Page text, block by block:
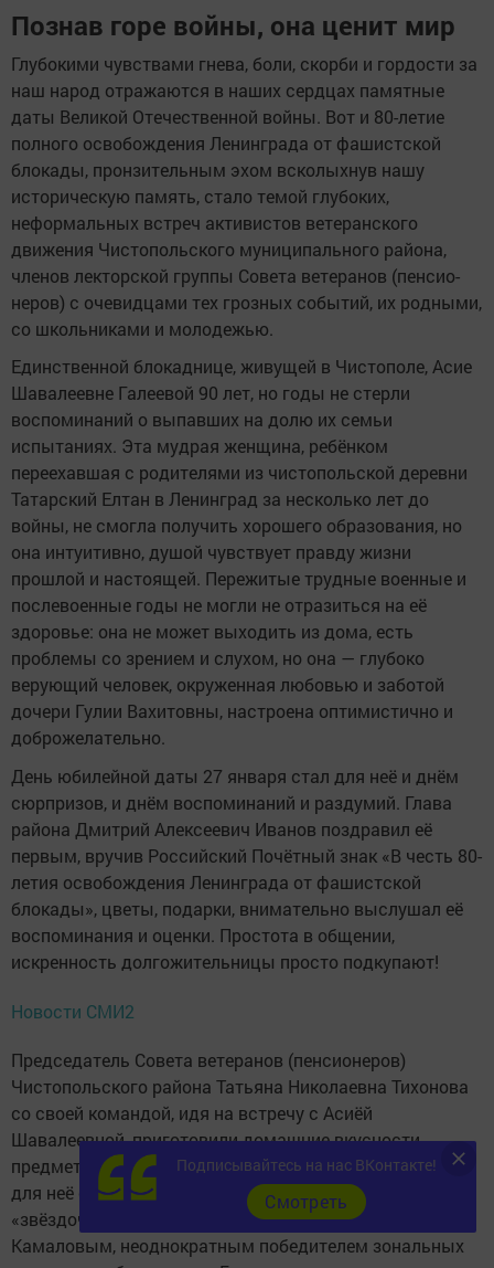
Познав горе войны, она ценит мир
Глубокими чувствами гнева, боли, скорби и гордости за
наш народ отражаются в наших сердцах памятные
даты Великой Отечественной войны. Вот и 80-летие
полного освобождения Ленинграда от фашистской
блокады, пронзительным эхом всколыхнув нашу
историческую память, стало темой глубоких,
неформальных встреч активистов ветеранского
движения Чистопольского муниципального района,
членов лекторской группы Совета ветеранов (пенсио­
неров) с очевидцами тех грозных событий, их родными,
со школьниками и молодежью.
Единственной блокаднице, живущей в Чистополе, Асие
Шавалеевне Галеевой 90 лет, но годы не стерли
воспоминаний о выпавших на долю их семьи
испытаниях. Эта мудрая женщина, ребёнком
переехавшая с родителями из чистопольс­кой деревни
Татарский Елтан в Ленинград за несколько лет до
войны, не смогла получить хорошего образования, но
она интуитивно, душой чувствует правду жизни
прошлой и настоящей. Пережитые трудные военные и
послевоенные годы не могли не отразиться на её
здоровье: она не может выходить из дома, есть
проблемы со зрением и слухом, но она — глубоко
верующий человек, окруженная любовью и заботой
дочери Гулии Вахитовны, настроена оптимистично и
доброжелательно.
День юбилейной даты 27 января стал для неё и днём
сюрпризов, и днём воспоминаний и раздумий. Глава
района Дмитрий Алексеевич Иванов поздравил её
первым, вручив Российский Почётный знак «В честь 80-
летия освобождения Ленинграда от фашистской
блокады», цветы, подарки, внимательно выслушал её
воспоминания и оценки. Простота в общении,
искренность долгожительницы просто подкупают!
Новости СМИ2
Председатель Совета ветеранов (пенсионеров)
Чистопольского района Татьяна Николаевна Тихонова
со своей­ командой, идя на встречу с Асиёй
Шавалеевной, приготовили домашние вкусности,
предметы рукоделия, но самым главным сюрпризом
для неё стало знакомство с чистопольской
«звёздочкой», юным исполнителем Самиром
Камаловым, неоднократным победителем зональных
Подписывайтесь на нас ВКонтакте!
Cмотреть